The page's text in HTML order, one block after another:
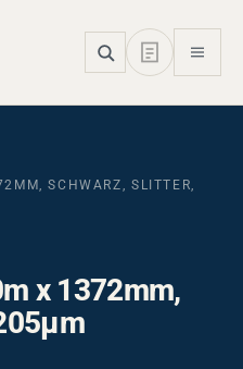
SCHWARZ, SLITTER,
x 1372mm,